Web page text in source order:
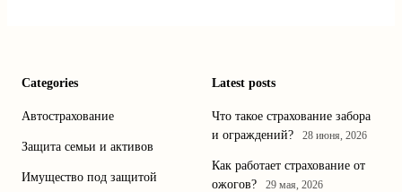
Categories
Автострахование
Защита семьи и активов
Имущество под защитой
Latest posts
Что такое страхование забора
и ограждений?
28 июня, 2026
Как работает страхование от
ожогов?
29 мая, 2026